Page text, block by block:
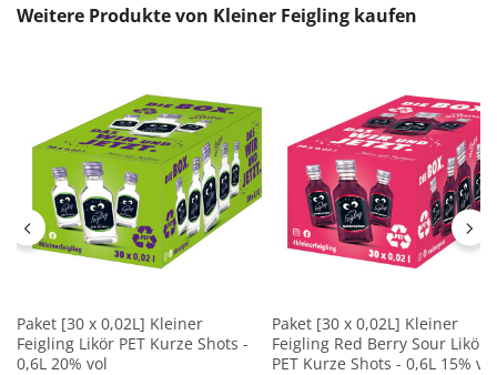
Produktgalerie überspringen
Weitere Produkte von Kleiner Feigling kaufen
Paket [30 x 0,02L] Kleiner
Feigling Likör PET Kurze Shots -
0,6L 20% vol
Paket [30 x 0,02L] Kleiner
Feigling Red Berry Sour Likör
PET Kurze Shots - 0,6L 15% vol